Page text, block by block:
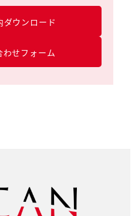
ダウンロード
わせフォーム